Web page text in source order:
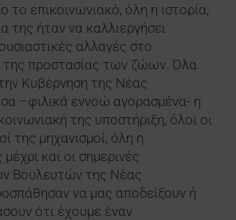
το επικοινωνιακό, όλη η ιστορία,
της ήταν να καλλιεργήσει
αλλαγές στο
της προστασίας των ζώων. Όλα
Κυβέρνηση της Νέας
–φιλικά εννοώ αγορασμένα- η
της υποστήριξη, όλοι οι
της μηχανισμοί, όλη η
και οι σημερινές
Βουλευτών της Νέας
να μας αποδείξουν ή
ότι έχουμε έναν